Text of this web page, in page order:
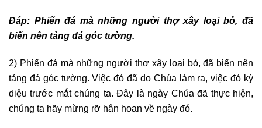
Ðáp: Phiến đá mà những người thợ xây loại bỏ, đã
biến nên tảng đá góc tường.
2) Phiến đá mà những người thợ xây loại bỏ, đã biến nên
tảng đá góc tường. Việc đó đã do Chúa làm ra, việc đó kỳ
diệu trước mắt chúng ta. Ðây là ngày Chúa đã thực hiện,
chúng ta hãy mừng rỡ hân hoan về ngày đó.